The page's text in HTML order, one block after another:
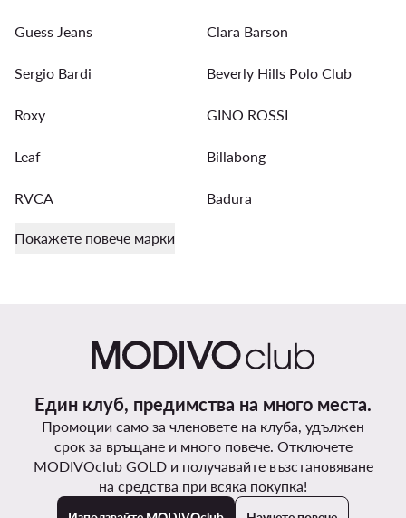
Guess Jeans Clara Barson
Sergio Bardi Beverly Hills Polo Club
Roxy GINO ROSSI
Leaf Billabong
RVCA Badura
Покажете повече марки
Един клуб, предимства на много места.
Промоции само за членовете на клуба, удължен
срок за връщане и много повече. Отключете
MODIVOclub GOLD и получавайте възстановяване
на средства при всяка покупка!